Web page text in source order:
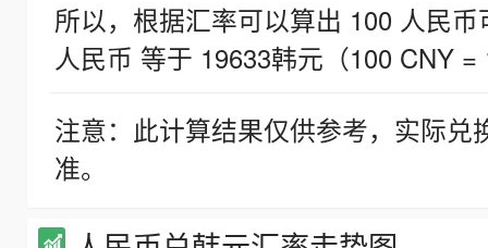
所以，根据汇率可以算出 100 人民
人民币 等于 19633韩元（100 CNY =
注意：此计算结果仅供参考，实际
准。